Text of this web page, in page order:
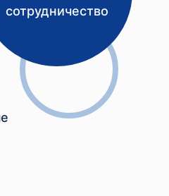
сотрудничество